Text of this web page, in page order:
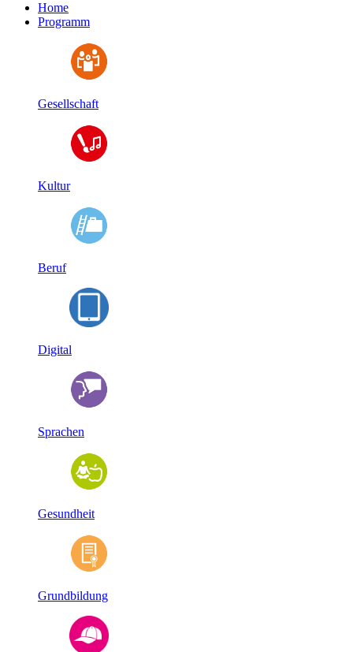
Home
Programm
Gesellschaft
Kultur
Beruf
Digital
Sprachen
Gesundheit
Grundbildung